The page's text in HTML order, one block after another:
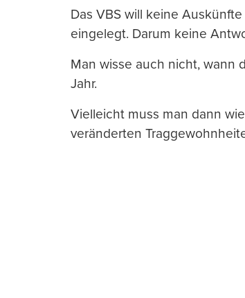
Das VBS will keine
eingelegt. Darum keine
Man wisse auch nicht, wann
Jahr.
Vielleicht muss man dann
veränderten